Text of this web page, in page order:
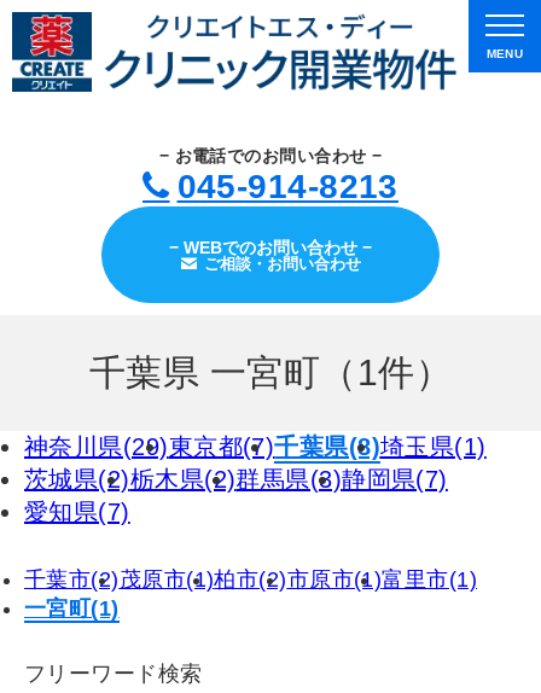
− お電話でのお問い合わせ −
045-914-8213
− WEBでのお問い合わせ −
ご相談・お問い合わせ
MENU
千葉県 一宮町（1件）
神奈川県(29)東京都(7)千葉県(8)埼玉県(1)
茨城県(2)栃木県(2)群馬県(3)静岡県(7)
愛知県(7)
千葉市(2)茂原市(1)柏市(2)市原市(1)富里市(1)
一宮町(1)
フリーワード検索